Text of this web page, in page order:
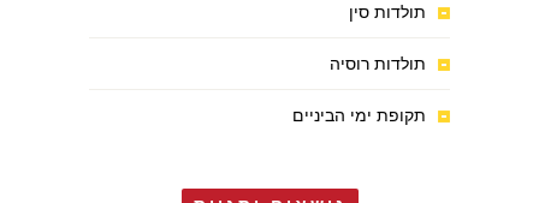
תולדות סין
תולדות רוסיה
תקופת ימי הביניים